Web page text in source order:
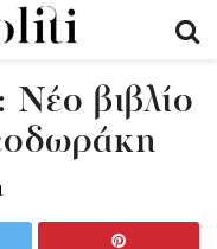
βιβλίο